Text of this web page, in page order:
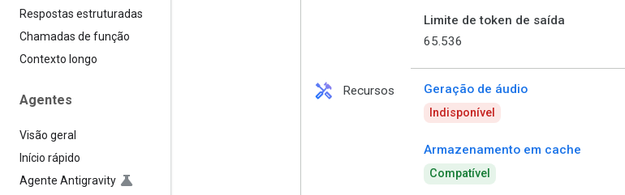
Respostas estruturadas
Chamadas de função
Contexto longo
Agentes
Visão geral
Início rápido
Agente Antigravity
Limite de token de saída
65.536
handyman Recursos Geração de áudio
Indisponível
Armazenamento em cache
Compatível